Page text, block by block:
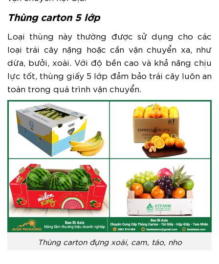
Thùng carton 5 lớp
Loại thùng này thường được sử dụng cho các
loại trái cây nặng hoặc cần vận chuyển xa, như
dừa, bưởi, xoài. Với độ bền cao và khả năng chịu
lực tốt, thùng giấy 5 lớp đảm bảo trái cây luôn an
toàn trong quá trình vận chuyển.
Thùng carton đựng xoài, cam, táo, nho